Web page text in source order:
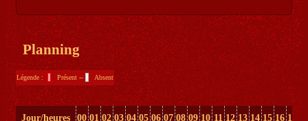
Planning
Légende : Présent -- Absent
Jour/heures 00 01 02 03 04 05 06 07 08 09 10 11 12 13 14 15 16 17